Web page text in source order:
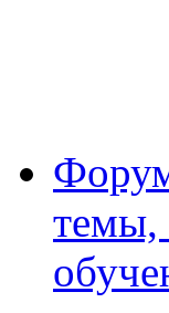
темы,